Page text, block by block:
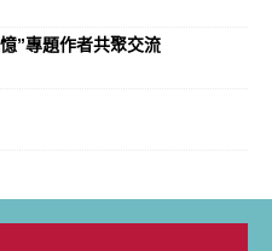
”專題作者共聚交流